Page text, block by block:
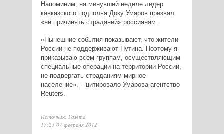
Напоминим, на минувшей неделе лидер
кавказского подполья Доку Умаров призвал
«не причинять страданий» россиянам.
«Нынешние события показывают, что жители
России не поддерживают Путина. Поэтому я
приказываю всем группам, осуществляющим
специальные операции на территории России,
не подвергать страданиям мирное
население», – цитировало Умарова агентство
Reuters.
Источник: Газета
17:23 07 февраля 2012